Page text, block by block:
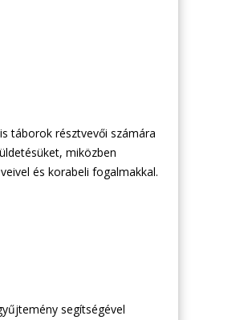
táborok résztvevői számára
miközben
és korabeli fogalmakkal.
segítségével